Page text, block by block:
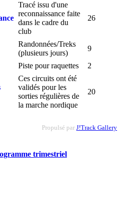
Tracé issu d'une
reconnaissance faite
dans le cadre du
club
26
Randonnées/Treks
(plusieurs jours)
9
Piste pour raquettes 2
Ces circuits ont été
validés pour les
sorties régulières de
la marche nordique
20
Propulsé par J!Track Gallery
trimestriel